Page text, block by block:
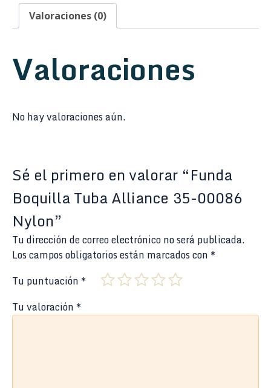
00086
Nylon
Valoraciones (0)
Valoraciones
No hay valoraciones aún.
Sé el primero en valorar “Funda
Boquilla Tuba Alliance 35-00086
Nylon”
Tu dirección de correo electrónico no será publicada.
Los campos obligatorios están marcados con *
Tu puntuación *
Tu valoración *